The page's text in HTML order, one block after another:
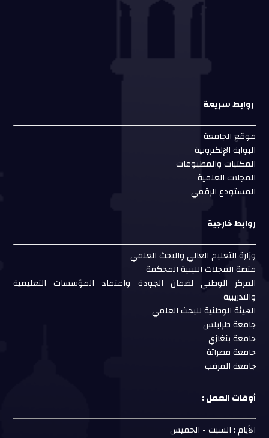
روابط سريعة
موقع الجامعة
البوابة الإلكترونية
المكتبات والمطبوعات
المجلات العلمية
المستودع الرقمي
روابط خارجية
وزارة التعليم العالي والبحث العلمي
منصة المجلات الليبية المحكمة
المركز الوطني لضمان الجودة واعتماد المؤسسات التعليمية
والتدريبية
الهيئة الوطنية للبحث العلمي
جامعة طرابلس
جامعة بنغازي
جامعة مصراتة
جامعة المرقب
أوقات العمل :
الأيام : السبت - الخميس